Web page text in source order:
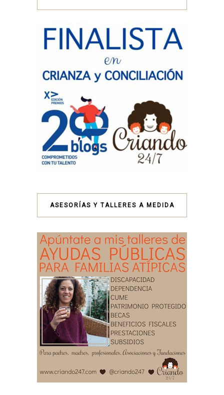
ASESORÍAS Y TALLERES A MEDIDA